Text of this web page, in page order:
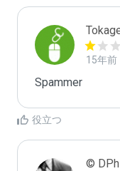
15年前
Spammer
役立つ
©